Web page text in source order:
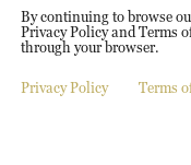
Copyright © 2024 CGTN.
京ICP备20000184号
京公网安备
By continuing to browse
Privacy Policy and Terms
through your browser.
Privacy Policy Terms